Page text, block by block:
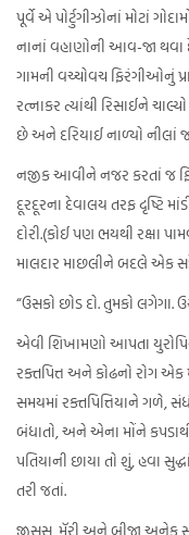
પૂર્વે એ પોર્ટુગીઝોનાં મોટાં
નાનાં વહાણોની આવ-જા
ગામની વચ્ચોવચ ફિરંગીઓનું
રત્નાકર ત્યાંથી રિસાઈને
છે અને દરિયાઈ નાળ્યો નીલાં
નજીક આવીને નજર કરતાં જ
દૂરદૂરના દેવાલય તરફ દૃષ્ટિ
દોરી.(કોઈ પણ ભયથી રક્ષા
માલદાર માછલીને બદલે એક
“ઉસકો છોડ દો. તુમકો લગેગા.
એવી શિખામણો આપતા
રક્તપિત્ત અને કોઢનો રોગ
સમયમાં રક્તપિત્તિયાને ગળે,
બંધાતો, અને એના મોંને
પતિયાની છાયા તો શું, હવા
તરી જતાં.
જીસસ, મૅરી અને બીજા અનેક